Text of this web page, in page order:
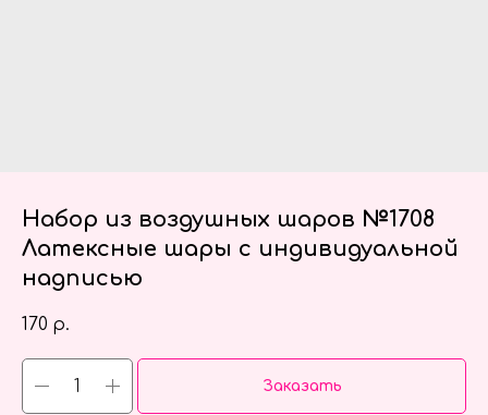
Набор из воздушных шаров №1708
Латексные шары с индивидуальной
надписью
170 р.
Заказать